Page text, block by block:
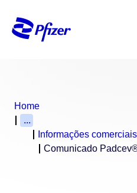
Home
...
Informações
Comunicado